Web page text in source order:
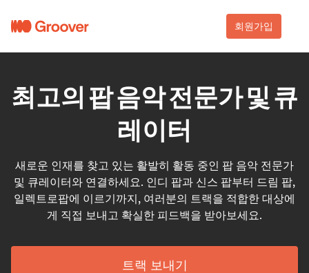
회원가입
최고의 팝 음악 전문가 및 큐
레이터
새로운 인재를 찾고 있는 활발히 활동 중인 팝 음악 전문가
및 큐레이터와 연결하세요. 인디 팝과 신스 팝부터 드림 팝,
일렉트로팝에 이르기까지, 여러분의 트랙을 적합한 대상에
게 직접 보내고 확실한 피드백을 받아보세요.
트랙 보내기